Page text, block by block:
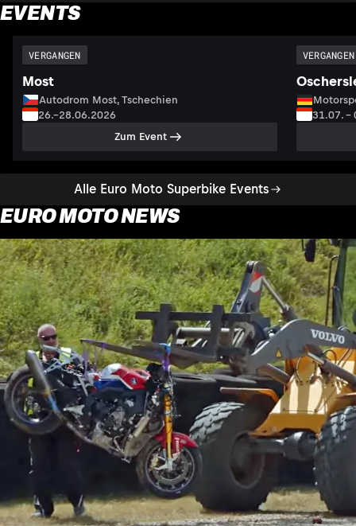
EVENTS
Alle Euro Moto Superbike Events
VERGANGEN
Most
Autodrom Most, Tschechien
26.–28.06.2026
Zum Event
VERGANGEN
31.07. –
EURO MOTO NEWS